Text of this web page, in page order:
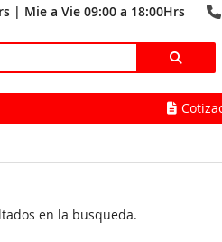
| Mie a Vie 09:00 a 18:00Hrs
en la busqueda.